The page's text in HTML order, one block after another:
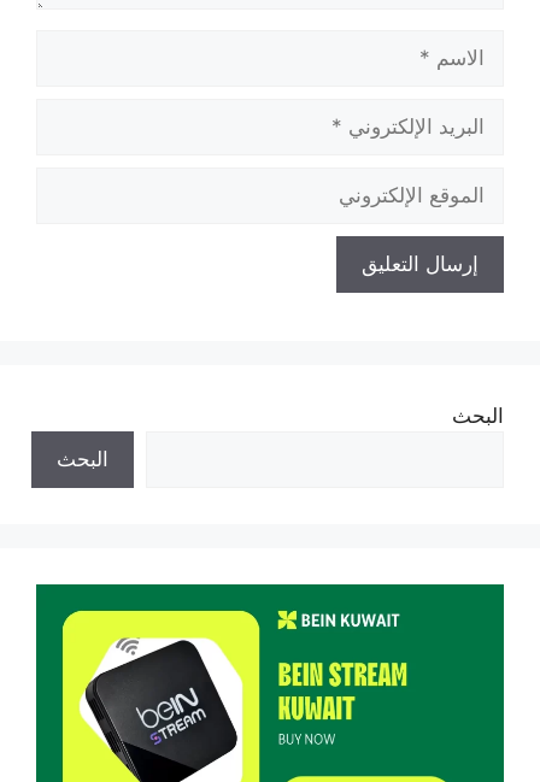
الاسم
البريد
الإلكتروني
الموقع
الإلكتروني
البحث
البحث